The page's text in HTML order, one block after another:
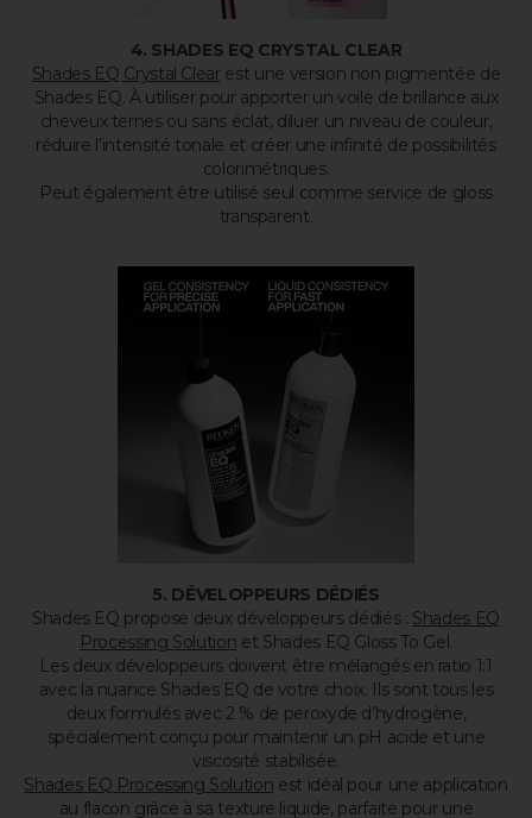
4. SHADES EQ CRYSTAL CLEAR
Shades EQ Crystal Clearest une version non pigmentée de
Shades EQ. À utiliser pour apporter un voile de brillance aux
cheveux ternes ou sans éclat, diluer un niveau de couleur,
réduire l’intensité tonale et créer une infinité de possibilités
colorimétriques.
Peut également être utilisé seul comme service de gloss
transparent.
5. DÉVELOPPEURS DÉDIÉS
Shades EQ propose deux développeurs dédiés : Shades EQ
Processing Solution et Shades EQ Gloss To Gel.
Les deux développeurs doivent être mélangés en ratio 1:1
avec la nuance Shades EQ de votre choix. Ils sont tous les
deux formulés avec 2 % de peroxyde d’hydrogène,
spécialement conçu pour maintenir un pH acide et une
viscosité stabilisée.
Shades EQ Processing Solution est idéal pour une application
au flacon grâce à sa texture liquide, parfaite pour une